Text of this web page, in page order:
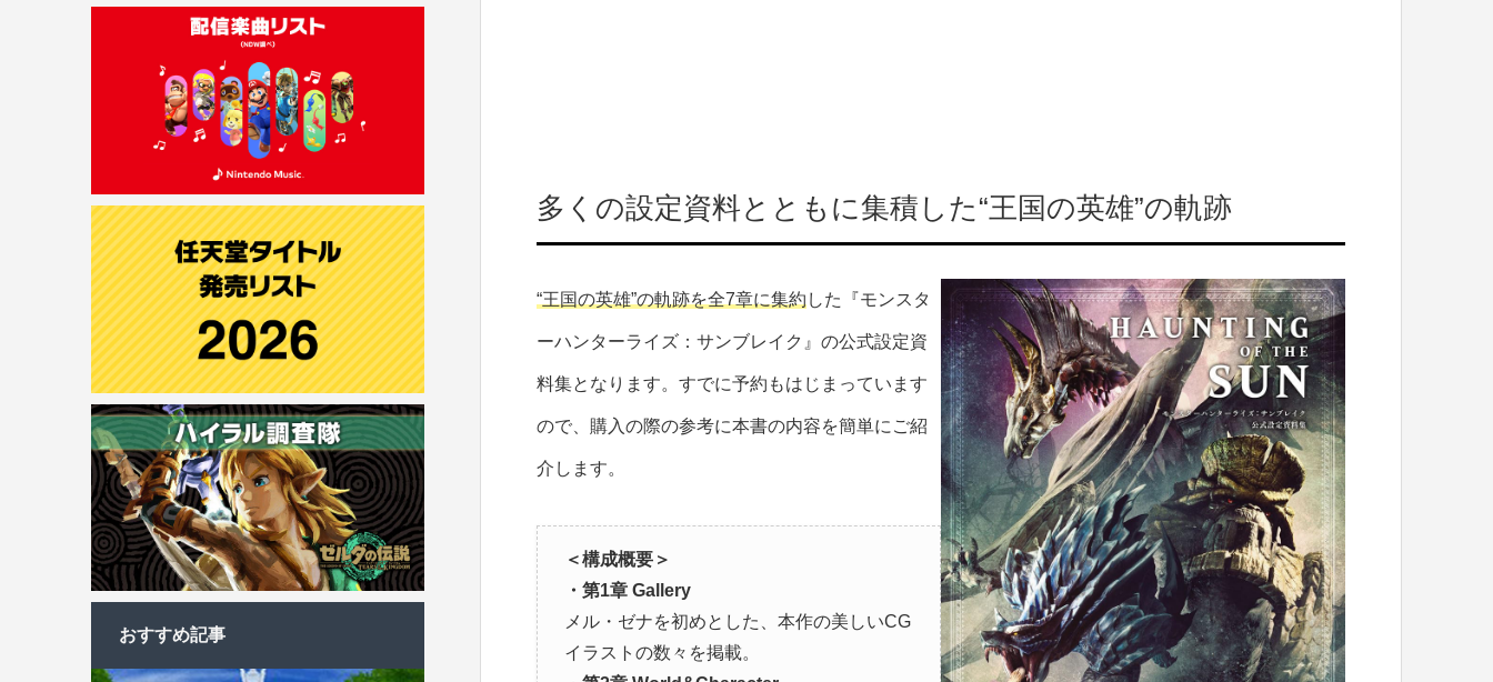
多くの設定資料とともに集積した“王国の英雄”の軌跡
“王国の英雄”の軌跡を全7章に集約 した『モンスタ
ーハンターライズ：サンブレイク』の公式設定資
料集となります。すでに予約もはじまっています
ので、購入の際の参考に本書の内容を簡単にご紹
介します。
＜構成概要＞
・第1章 Gallery
メル・ゼナを初めとした、本作の美しいCG
イラストの数々を掲載。
おすすめ記事